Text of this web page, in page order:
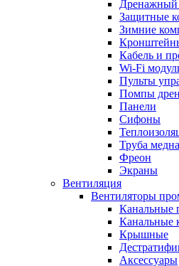
Защитные
Зимние
Кабель и
Wi-Fi
Пульты
Помпы
Панели
Сифоны
Труба
Фреон
Экраны
Вентиляция
Вентиляторы
Канальные
Канальные
Крышные
Аксессуары